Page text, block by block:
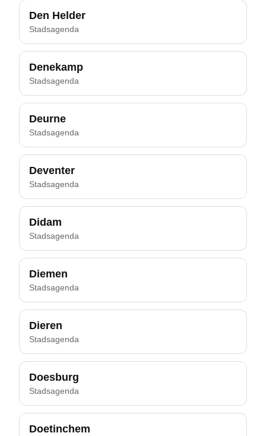
Den Helder
Stadsagenda
Denekamp
Stadsagenda
Deurne
Stadsagenda
Deventer
Stadsagenda
Didam
Stadsagenda
Diemen
Stadsagenda
Dieren
Stadsagenda
Doesburg
Stadsagenda
Doetinchem